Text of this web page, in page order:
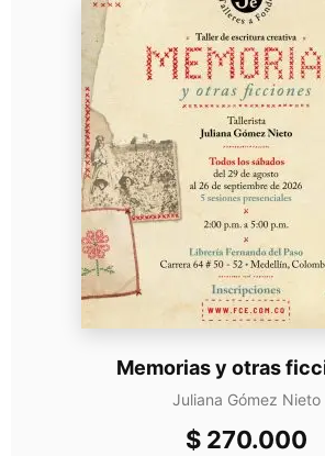
Memorias y otras
Juliana Gómez Nieto
$270.000